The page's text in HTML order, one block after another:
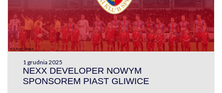
1 grudnia 2025
NEXX DEVELOPER NOWYM
SPONSOREM PIAST GLIWICE